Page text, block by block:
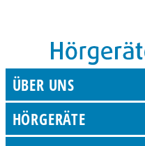
ÜBER UNS
HÖRGERÄTE